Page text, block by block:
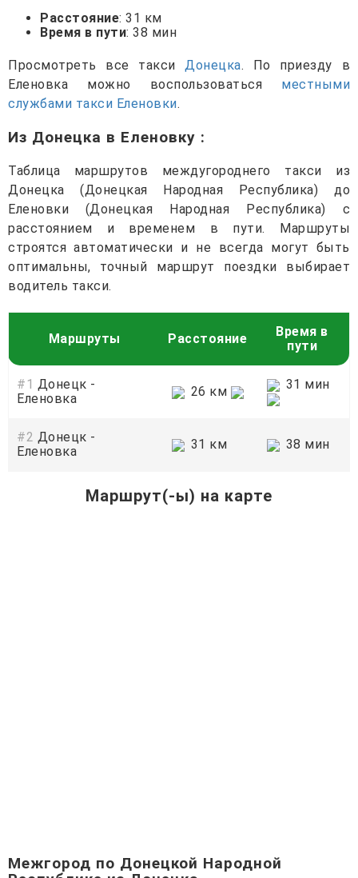
Расстояние: 31 км
Время в пути: 38 мин
Просмотреть все таксиДонецка. По приезду в
Еленовка можно воспользоваться местными
службами такси Еленовки.
Из Донецка в Еленовку :
Таблица маршрутов междугороднего такси из
Донецка (Донецкая Народная Республика) до
Еленовки (Донецкая Народная Республика) с
расстоянием и временем в пути. Маршруты
строятся автоматически и не всегда могут быть
оптимальны, точный маршрут поездки выбирает
водитель такси.
Маршруты Расстояние
Время в
пути
#1 Донецк -
Еленовка
26 км 31 мин
#2 Донецк -
Еленовка
31 км 38 мин
Маршрут(-ы) на карте
Межгород по Донецкой Народной